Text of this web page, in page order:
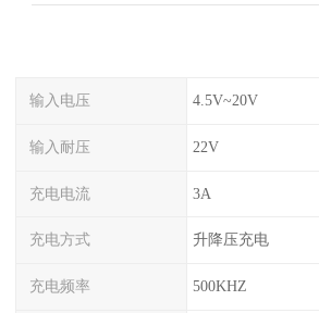
输入电压 4.5V~20V
输入耐压 22V
充电电流 3A
充电方式 升降压充电
充电频率 500KHZ